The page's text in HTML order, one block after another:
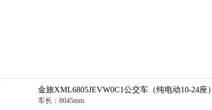
金旅XML6805JEVW0C1公交车（纯电动10-24座）
车长：8045mm